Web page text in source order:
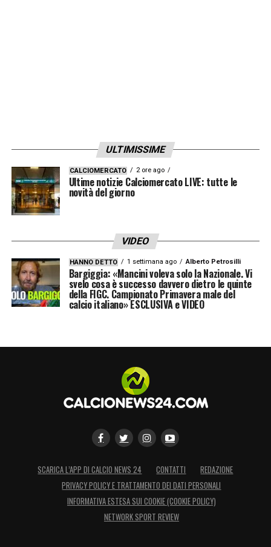
ULTIMISSIME
CALCIOMERCATO 2 ore ago
Ultime notizie Calciomercato LIVE: tutte le
novità del giorno
VIDEO
HANNO DETTO 1 settimana ago Alberto Petrosilli
Bargiggia: «Mancini voleva solo la Nazionale. Vi
svelo cosa è successo davvero dietro le quinte
della FIGC. Campionato Primavera male del
calcio italiano» ESCLUSIVA e VIDEO
SCARICA L’APP DI CALCIO NEWS 24 CONTATTI
REDAZIONE
PRIVACY POLICY E TRATTAMENTO DEI DATI PERSONALI
INFORMATIVA ESTESA SUI COOKIE (COOKIE POLICY)
NETWORK SPORT REVIEW